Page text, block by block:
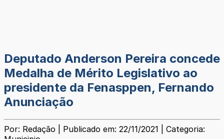
Deputado Anderson Pereira concede
Medalha de Mérito Legislativo ao
presidente da Fenasppen, Fernando
Anunciação
Por: Redação | Publicado em: 22/11/2021 | Categoria: